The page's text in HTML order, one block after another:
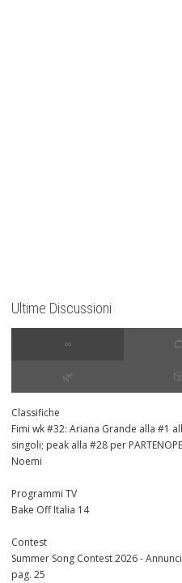
Ultime Discussioni
∞
🌿
Classifiche
Fimi wk #32: Ariana Grande alla #1
singoli; peak alla #28 per
Noemi
Programmi TV
Bake Off Italia 14
Contest
Summer Song Contest 2026 -
pag. 25